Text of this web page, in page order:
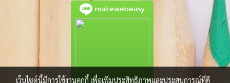
makewebeasy
เว็บไซต์นี้มีการใช้งานคุกกี้ เพื่อเพิ่มประสิทธิภาพและประสบการณ์ที่ดี